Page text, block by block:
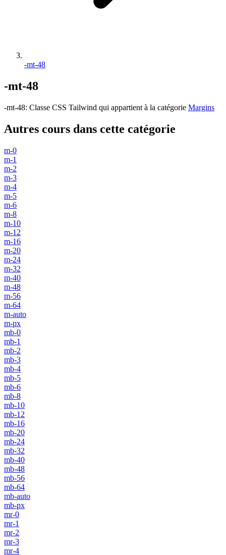
-mt-48
-mt-48
-mt-48: Classe CSS Tailwind qui appartient à la catégorie Margins
Autres cours dans cette catégorie
m-0
m-1
m-2
m-3
m-4
m-5
m-6
m-8
m-10
m-12
m-16
m-20
m-24
m-32
m-40
m-48
m-56
m-64
m-auto
m-px
mb-0
mb-1
mb-2
mb-3
mb-4
mb-5
mb-6
mb-8
mb-10
mb-12
mb-16
mb-20
mb-24
mb-32
mb-40
mb-48
mb-56
mb-64
mb-auto
mb-px
mr-0
mr-1
mr-2
mr-3
mr-4